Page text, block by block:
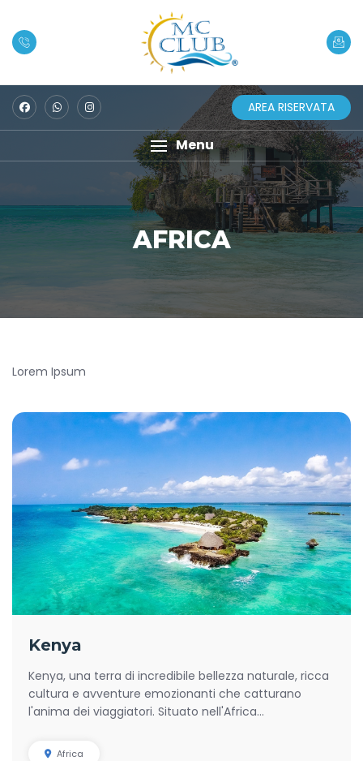
AREA RISERVATA
Menu
AFRICA
Lorem Ipsum
Kenya
Kenya, una terra di incredibile bellezza naturale, ricca
cultura e avventure emozionanti che catturano
l'anima dei viaggiatori. Situato nell'Africa...
Africa